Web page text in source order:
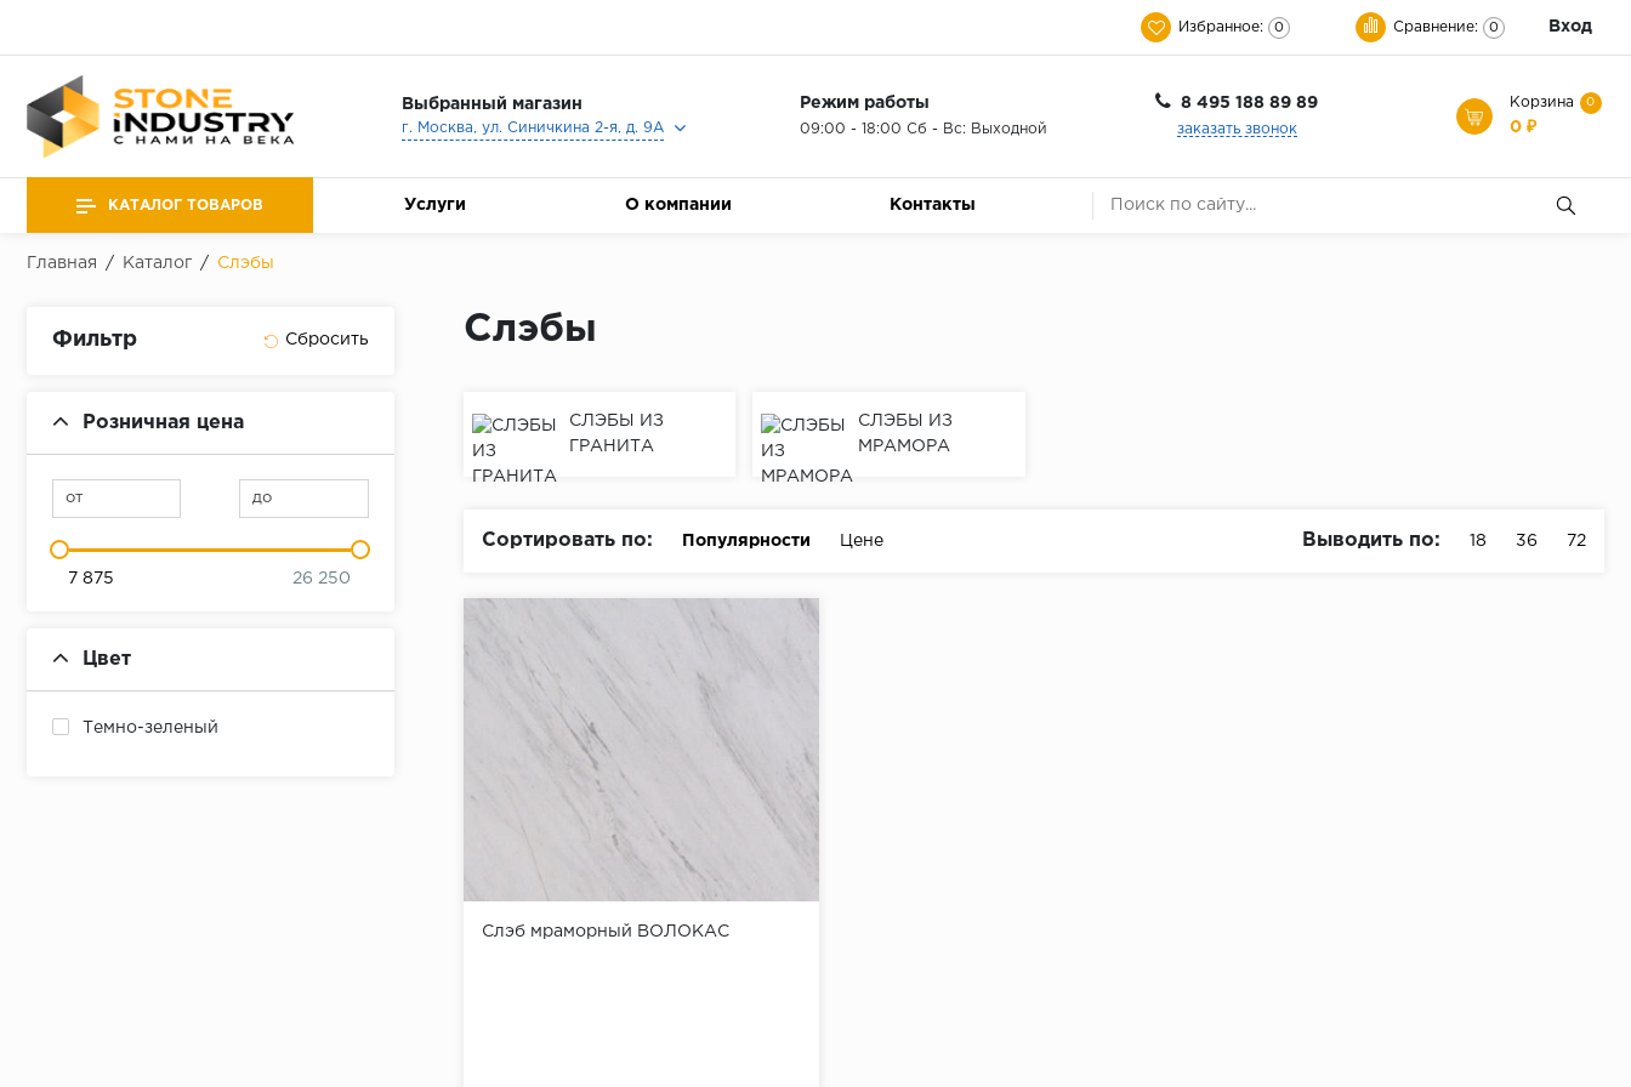
Избранное: 0 Сравнение: 0 Вход
Выбранный магазин
г. Москва, ул. Синичкина 2-я, д. 9А
Режим работы
09:00 - 18:00 Сб - Вс: Выходной
8 495 188 89 89
заказать звонок
Корзина 0
0 ₽
КАТАЛОГ ТОВАРОВ Услуги О компании Контакты
Главная / Каталог / Слэбы
Фильтр
Розничная цена
от до
7 875 26 250
Цвет
Темно-зеленый
Слэбы
СЛЭБЫ ИЗ
ГРАНИТА
СЛЭБЫ ИЗ
МРАМОРА
Сортировать по: Популярности Цене Выводить по: 18 36 72
Слэб мраморный ВОЛОКАС